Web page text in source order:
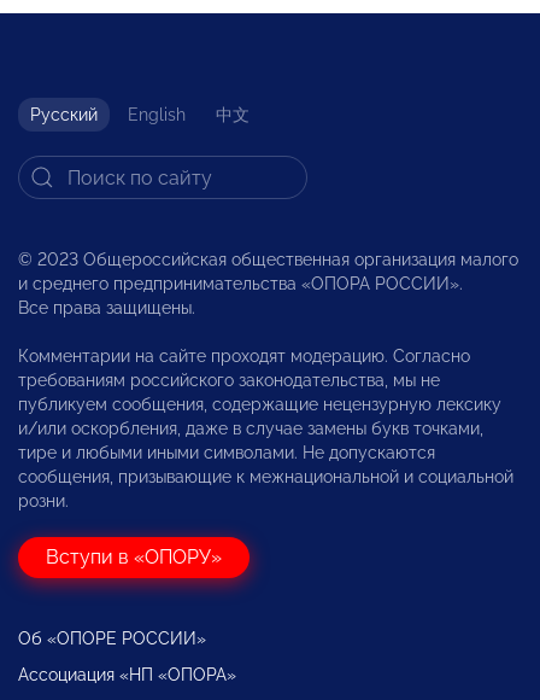
Русский English 中文
© 2023 Общероссийская общественная организация малого
и среднего предпринимательства «ОПОРА РОССИИ».
Все права защищены.
Комментарии на сайте проходят модерацию. Согласно
требованиям российского законодательства, мы не
публикуем сообщения, содержащие нецензурную лексику
и/или оскорбления, даже в случае замены букв точками,
тире и любыми иными символами. Не допускаются
сообщения, призывающие к межнациональной и социальной
розни.
Вступи в «ОПОРУ»
Об «ОПОРЕ РОССИИ»
Ассоциация «НП «ОПОРА»